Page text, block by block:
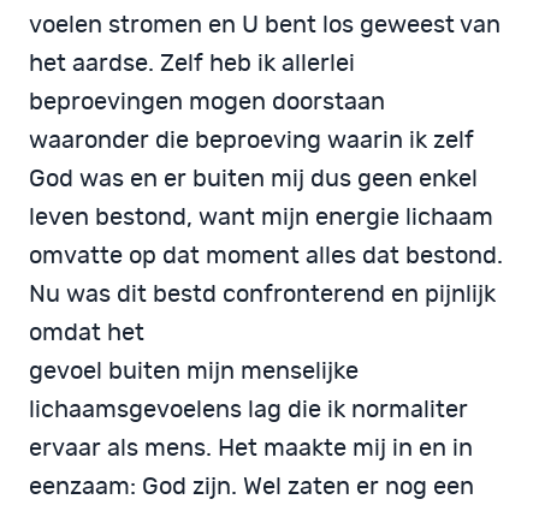
voelen stromen en U bent los geweest van
het aardse. Zelf heb ik allerlei
beproevingen mogen doorstaan
waaronder die beproeving waarin ik zelf
God was en er buiten mij dus geen enkel
leven bestond, want mijn energie lichaam
omvatte op dat moment alles dat bestond.
Nu was dit bestd confronterend en pijnlijk
omdat het
gevoel buiten mijn menselijke
lichaamsgevoelens lag die ik normaliter
ervaar als mens. Het maakte mij in en in
eenzaam: God zijn. Wel zaten er nog een